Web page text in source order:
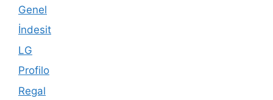
Genel
İndesit
LG
Profilo
Regal